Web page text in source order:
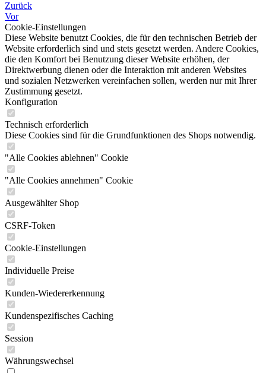
Zurück
Vor
Cookie-Einstellungen
Diese Website benutzt Cookies, die für den technischen Betrieb der
Website erforderlich sind und stets gesetzt werden. Andere Cookies,
die den Komfort bei Benutzung dieser Website erhöhen, der
Direktwerbung dienen oder die Interaktion mit anderen Websites
und sozialen Netzwerken vereinfachen sollen, werden nur mit Ihrer
Zustimmung gesetzt.
Konfiguration
Technisch erforderlich
Diese Cookies sind für die Grundfunktionen des Shops notwendig.
"Alle Cookies ablehnen" Cookie
"Alle Cookies annehmen" Cookie
Ausgewählter Shop
CSRF-Token
Cookie-Einstellungen
Individuelle Preise
Kunden-Wiedererkennung
Kundenspezifisches Caching
Session
Währungswechsel